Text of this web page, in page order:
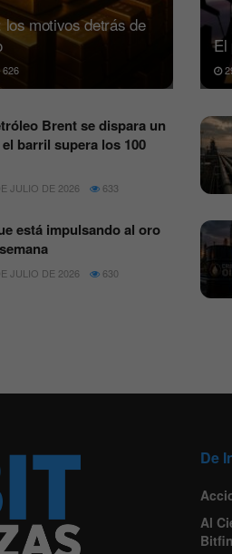
motivos detrás de
626
El
Brent se dispara un
el barril supera los 100
JULIO DE 2026 633
está impulsando al oro
JULIO DE 2026 630
De
Al